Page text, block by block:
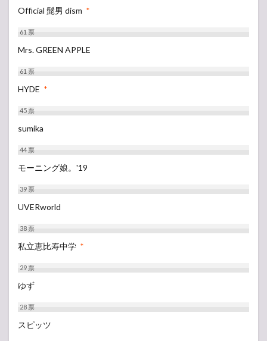
Official 髭男 dism *
61票
Mrs. GREEN APPLE
61票
HYDE *
45票
sumika
44票
モーニング娘。'19
39票
UVERworld
38票
私立恵比寿中学 *
29票
ゆず
28票
スピッツ